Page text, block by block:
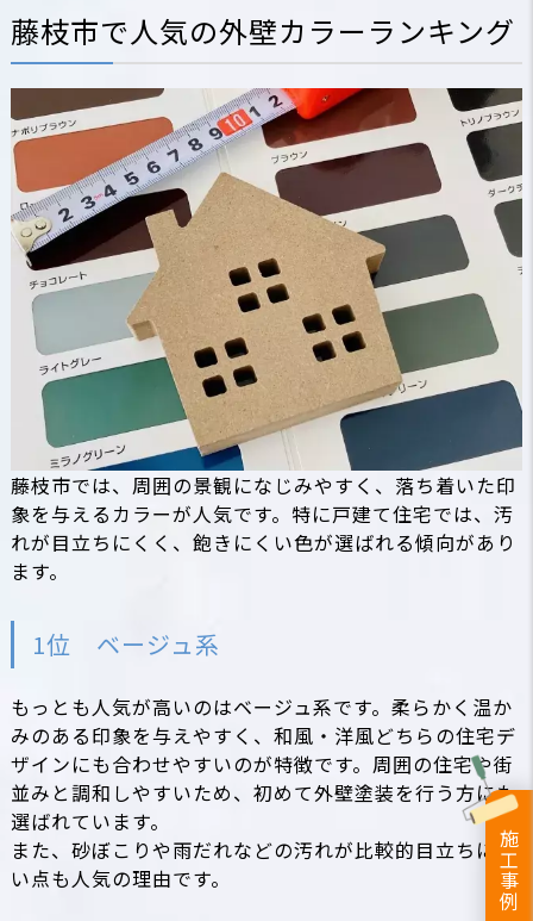
施工事例
藤枝市で人気の外壁カラーランキング
藤枝市では、周囲の景観になじみやすく、落ち着いた印
象を与えるカラーが人気です。特に戸建て住宅では、汚
れが目立ちにくく、飽きにくい色が選ばれる傾向があり
ます。
1位 ベージュ系
もっとも人気が高いのはベージュ系です。柔らかく温か
みのある印象を与えやすく、和風・洋風どちらの住宅デ
ザインにも合わせやすいのが特徴です。周囲の住宅や街
並みと調和しやすいため、初めて外壁塗装を行う方にも
選ばれています。
また、砂ぼこりや雨だれなどの汚れが比較的目立ちにく
い点も人気の理由です。